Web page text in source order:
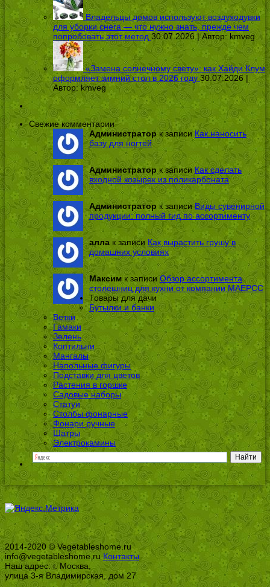
Владельцы домов используют воздуходувки
для уборки снега — что нужно знать, прежде чем
попробовать этот метод 30.07.2026 | Автор: kmveg
«Замена солнечному свету»: как Хайди Клум
оформляет зимний стол в 2026 году 30.07.2026 |
Автор:kmveg
Свежие комментарии
Администраторк записи Как наносить
базу для ногтей
Администратор к записиКак сделать
входной козырек из поликарбоната
Администратор к записиВиды сувенирной
продукции: полный гид по ассортименту
алла к записи Как вырастить грушу в
домашних условиях
Максим к записиОбзор ассортимента
столешниц для кухни от компании МАЕРСС
Товары для дачи
Бутылки и банки
Ветки
Гамаки
Зелень
Коптильни
Мангалы
Напольные фигуры
Подставки для цветов
Растения в горшке
Садовые наборы
Статуи
Столбы фонарные
Фонари ручные
Шатры
Электрокамины
2014-2020 © Vegetableshome.ru
info@vegetableshome.ru Контакты
Наш адрес: г. Москва,
улица 3-я Владимирская, дом 27